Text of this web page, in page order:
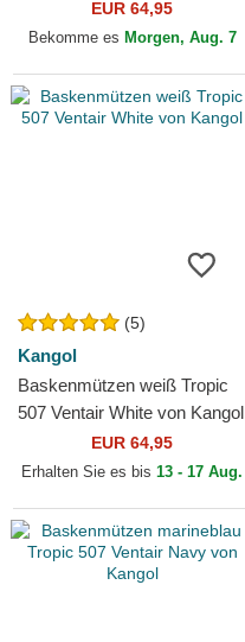
EUR 64,95
Bekomme es Morgen, Aug. 7
(5)
Kangol
Baskenmützen weiß Tropic
507 Ventair White von Kangol
EUR 64,95
Erhalten Sie es bis 13 - 17 Aug.